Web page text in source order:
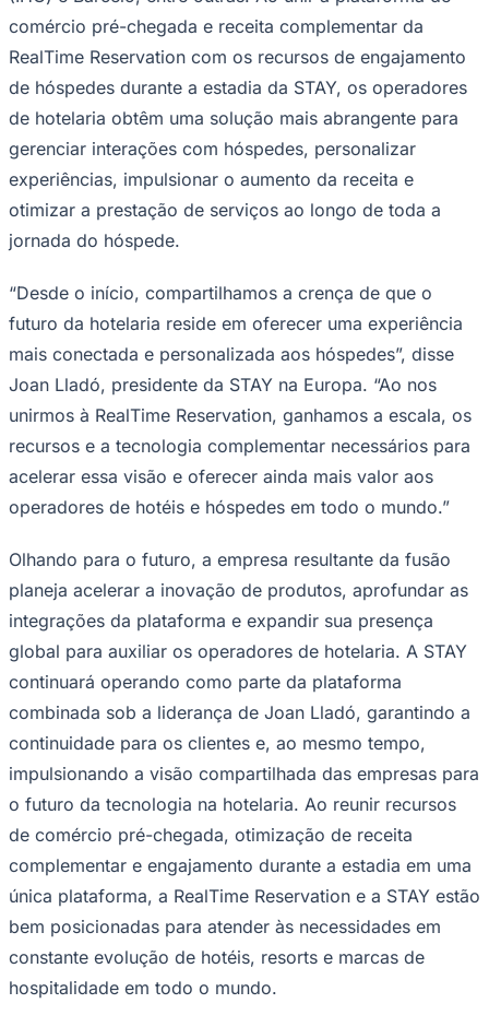
Corinthians
Palmeiras
comércio pré-chegada e receita complementar da
RealTime Reservation com os recursos de engajamento
de hóspedes durante a estadia da STAY, os operadores
de hotelaria obtêm uma solução mais abrangente para
gerenciar interações com hóspedes, personalizar
experiências, impulsionar o aumento da receita e
otimizar a prestação de serviços ao longo de toda a
jornada do hóspede.
“Desde o início, compartilhamos a crença de que o
futuro da hotelaria reside em oferecer uma experiência
mais conectada e personalizada aos hóspedes”, disse
Joan Lladó, presidente da STAY na Europa. “Ao nos
unirmos à RealTime Reservation, ganhamos a escala, os
recursos e a tecnologia complementar necessários para
acelerar essa visão e oferecer ainda mais valor aos
operadores de hotéis e hóspedes em todo o mundo.”
Olhando para o futuro, a empresa resultante da fusão
planeja acelerar a inovação de produtos, aprofundar as
integrações da plataforma e expandir sua presença
global para auxiliar os operadores de hotelaria. A STAY
continuará operando como parte da plataforma
combinada sob a liderança de Joan Lladó, garantindo a
continuidade para os clientes e, ao mesmo tempo,
impulsionando a visão compartilhada das empresas para
o futuro da tecnologia na hotelaria. Ao reunir recursos
de comércio pré-chegada, otimização de receita
complementar e engajamento durante a estadia em uma
única plataforma, a RealTime Reservation e a STAY estão
bem posicionadas para atender às necessidades em
constante evolução de hotéis, resorts e marcas de
hospitalidade em todo o mundo.